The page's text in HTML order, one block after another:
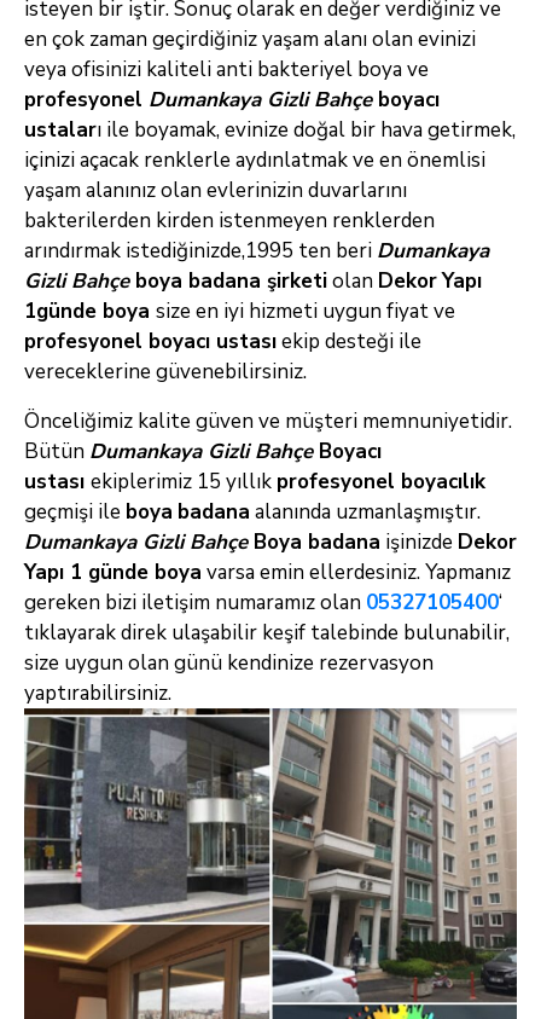
isteyen bir iştir. Sonuç olarak en değer verdiğiniz ve
en çok zaman geçirdiğiniz yaşam alanı olan evinizi
veya ofisinizi kaliteli anti bakteriyel boya ve
profesyonel Dumankaya Gizli Bahçe boyacı
ustaları ile boyamak, evinize doğal bir hava getirmek,
içinizi açacak renklerle aydınlatmak ve en önemlisi
yaşam alanınız olan evlerinizin duvarlarını
bakterilerden kirden istenmeyen renklerden
arındırmak istediğinizde,1995 ten beri Dumankaya
Gizli Bahçeboya badana şirketiolan DekorYapı
1günde boya size en iyi hizmeti uygun fiyat ve
profesyonel boyacı ustasıekip desteği ile
vereceklerine güvenebilirsiniz.
Önceliğimiz kalite güven ve müşteri memnuniyetidir.
Bütün Dumankaya Gizli Bahçe Boyacı
ustası ekiplerimiz 15 yıllık profesyonel boyacılık
geçmişi ile boya badana alanında uzmanlaşmıştır.
Dumankaya Gizli Bahçe Boya badana işinizde Dekor
Yapı 1 günde boya varsa emin ellerdesiniz. Yapmanız
gereken bizi iletişim numaramız olan 05327105400‘
tıklayarak direk ulaşabilir keşif talebinde bulunabilir,
size uygun olan günü kendinize rezervasyon
yaptırabilirsiniz.